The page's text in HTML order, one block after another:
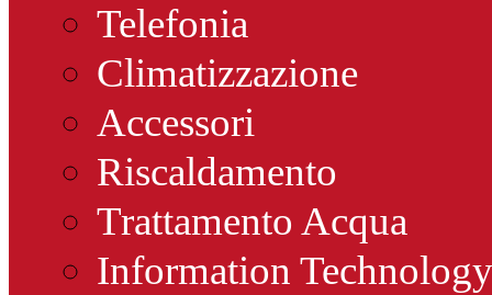
Telefonia
Climatizzazione
Accessori
Riscaldamento
Trattamento Acqua
Information Technology